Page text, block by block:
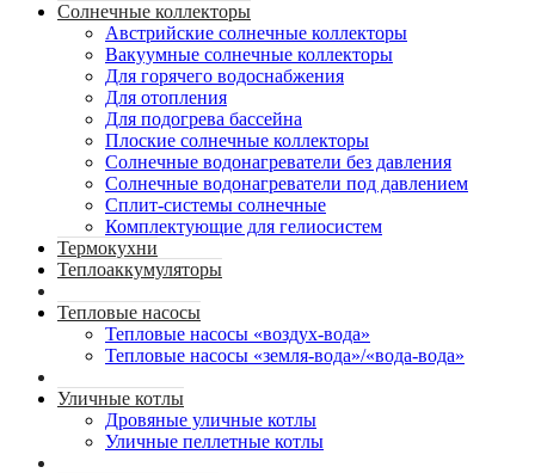
Солнечные коллекторы
Австрийские солнечные коллекторы
Вакуумные солнечные коллекторы
Для горячего водоснабжения
Для отопления
Для подогрева бассейна
Плоские солнечные коллекторы
Солнечные водонагреватели без давления
Солнечные водонагреватели под давлением
Сплит-системы солнечные
Комплектующие для гелиосистем
Термокухни
Теплоаккумуляторы
Тепловые насосы
Тепловые насосы «воздух-вода»
Тепловые насосы «земля-вода»/«вода-вода»
Уличные котлы
Дровяные уличные котлы
Уличные пеллетные котлы